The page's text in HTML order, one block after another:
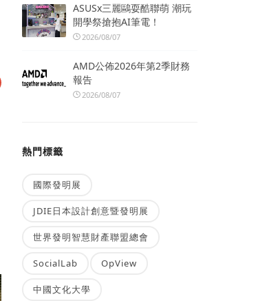
ASUSx三麗鷗耍酷聯萌 潮玩
開學祭搶抱AI筆電！
2026/08/07
AMD公佈2026年第2季財務
報告
2026/08/07
熱門標籤
國際發明展
JDIE日本設計創意暨發明展
世界發明智慧財產聯盟總會
SocialLab OpView
中國文化大學